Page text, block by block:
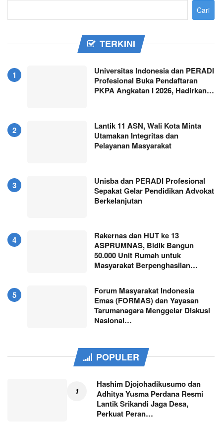
Cari
TERKINI
Universitas Indonesia dan PERADI
Profesional Buka Pendaftaran
PKPA Angkatan I 2026, Hadirkan…
Lantik 11 ASN, Wali Kota Minta
Utamakan Integritas dan
Pelayanan Masyarakat
Unisba dan PERADI Profesional
Sepakat Gelar Pendidikan Advokat
Berkelanjutan
Rakernas dan HUT ke 13
ASPRUMNAS, Bidik Bangun
50.000 Unit Rumah untuk
Masyarakat Berpenghasilan…
Forum Masyarakat Indonesia
Emas (FORMAS) dan Yayasan
Tarumanagara Menggelar Diskusi
Nasional…
POPULER
Hashim Djojohadikusumo dan
Adhitya Yusma Perdana Resmi
Lantik Srikandi Jaga Desa,
Perkuat Peran…